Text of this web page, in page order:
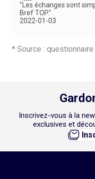
"Les échanges sont
Bref TOP."
2022-01-03
* Source :
Inscrivez-vous à la
exclusives et